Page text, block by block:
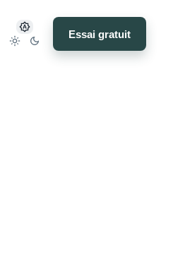
Essai gratuit